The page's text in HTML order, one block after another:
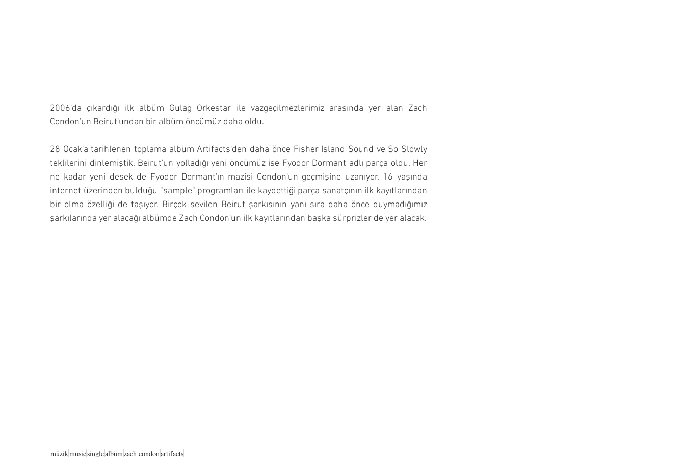
2006'da çıkardığı ilk albüm Gulag Orkestar ile vazgeçilmezlerimiz arasında yer alan Zach
Condon'un Beirut'undan bir albüm öncümüz daha oldu.
28 Ocak'a tarihlenen toplama albüm Artifacts'den daha önce Fisher Island Sound ve So Slowly
teklilerini dinlemiştik. Beirut'un yolladığı yeni öncümüz ise Fyodor Dormant adlı parça oldu. Her
ne kadar yeni desek de Fyodor Dormant'ın mazisi Condon'un geçmişine uzanıyor. 16 yaşında
internet üzerinden bulduğu "sample" programları ile kaydettiği parça sanatçının ilk kayıtlarından
bir olma özelliği de taşıyor. Birçok sevilen Beirut şarkısının yanı sıra daha önce duymadığımız
müzikmusicsinglealbümzach condonartifacts